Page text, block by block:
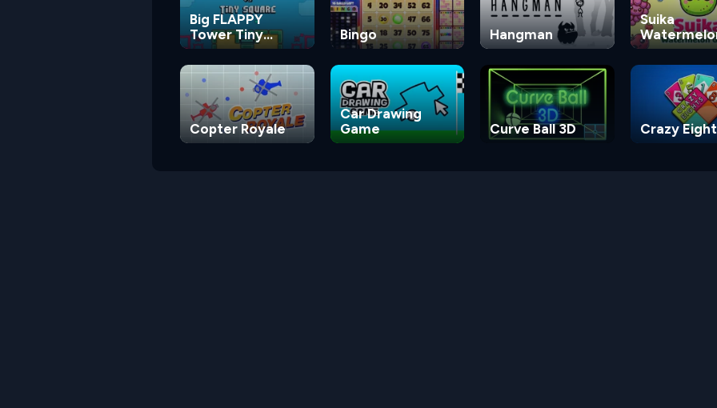
Big FLAPPY
Tower Tiny
Square
Bingo Hangman
Suika
Game
Copter Royale
Car Drawing
Game
Curve Ball 3D Crazy